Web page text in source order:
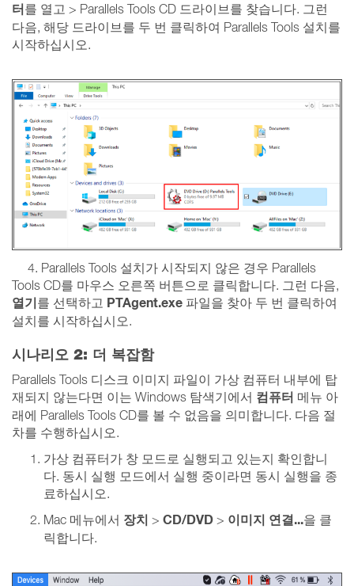
터를 열고 > Parallels Tools CD 드라이브를 찾습니다. 그런
다음, 해당 드라이브를 두 번 클릭하여 Parallels Tools 설치를
시작하십시오.
4. Parallels Tools 설치가 시작되지 않은 경우 Parallels
Tools CD를 마우스 오른쪽 버튼으로 클릭합니다. 그런 다음,
열기를 선택하고 PTAgent.exe 파일을 찾아 두 번 클릭하여
설치를 시작하십시오.
시나리오 2: 더 복잡함
Parallels Tools 디스크 이미지 파일이 가상 컴퓨터 내부에 탑
재되지 않는다면 이는 Windows 탐색기에서 컴퓨터 메뉴 아
래에 Parallels Tools CD를 볼 수 없음을 의미합니다. 다음 절
차를 수행하십시오.
가상 컴퓨터가 창 모드로 실행되고 있는지 확인합니
다. 동시 실행 모드에서 실행 중이라면 동시 실행을 종
료하십시오.
Mac 메뉴에서 장치 > CD/DVD > 이미지 연결...을 클
릭합니다.